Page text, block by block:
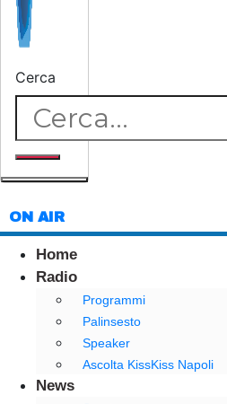
Cerca
ON AIR
Home
Radio
Programmi
Palinsesto
Speaker
Ascolta KissKiss Napoli
News